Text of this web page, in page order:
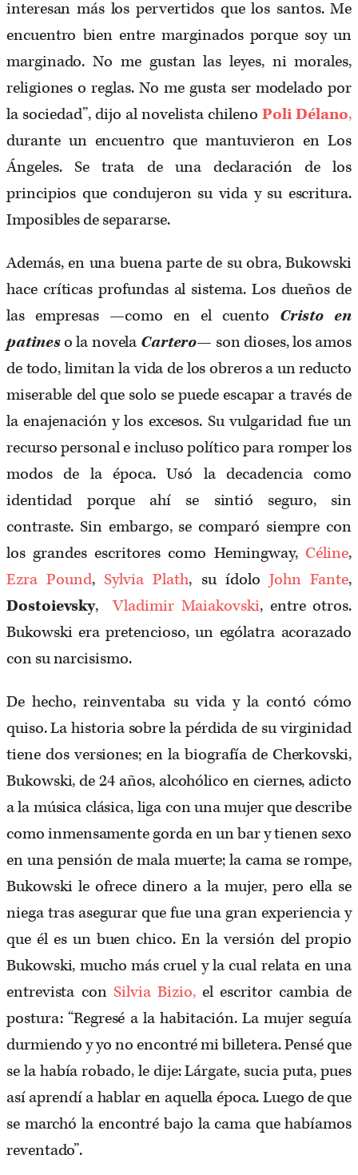
interesan más los pervertidos que los santos. Me
encuentro bien entre marginados porque soy un
marginado. No me gustan las leyes, ni morales,
religiones o reglas. No me gusta ser modelado por
la sociedad”, dijo al novelista chilenoPoli Délano,
durante un encuentro que mantuvieron en Los
Ángeles. Se trata de una declaración de los
principios que condujeron su vida y su escritura.
Imposibles de separarse.
Además, en una buena parte de su obra, Bukowski
hace críticas profundas al sistema. Los dueños de
las empresas —como en el cuento Cristo en
patineso la novela Cartero— son dioses, los amos
de todo, limitan la vida de los obreros a un reducto
miserable del que solo se puede escapar a través de
la enajenación y los excesos. Su vulgaridad fue un
recurso personal e incluso político para romper los
modos de la época. Usó la decadencia como
identidad porque ahí se sintió seguro, sin
contraste. Sin embargo, se comparó siempre con
los grandes escritores como Hemingway, Céline,
Ezra Pound, Sylvia Plath, su ídoloJohn Fante,
Dostoievsky, Vladimir Maiakovski, entre otros.
Bukowski era pretencioso, un ególatra acorazado
con su narcisismo.
De hecho, reinventaba su vida y la contó cómo
quiso. La historia sobre la pérdida de su virginidad
tiene dos versiones; en la biografía de Cherkovski,
Bukowski, de 24 años, alcohólico en ciernes, adicto
a la música clásica, liga con una mujer que describe
como inmensamente gorda en un bar y tienen sexo
en una pensión de mala muerte; la cama se rompe,
Bukowski le ofrece dinero a la mujer, pero ella se
niega tras asegurar que fue una gran experiencia y
que él es un buen chico. En la versión del propio
Bukowski, mucho más cruel y la cual relata en una
entrevista con Silvia Bizio,el escritor cambia de
postura: “Regresé a la habitación. La mujer seguía
durmiendo y yo no encontré mi billetera. Pensé que
se la había robado, le dije: Lárgate, sucia puta, pues
así aprendí a hablar en aquella época. Luego de que
se marchó la encontré bajo la cama que habíamos
reventado”.